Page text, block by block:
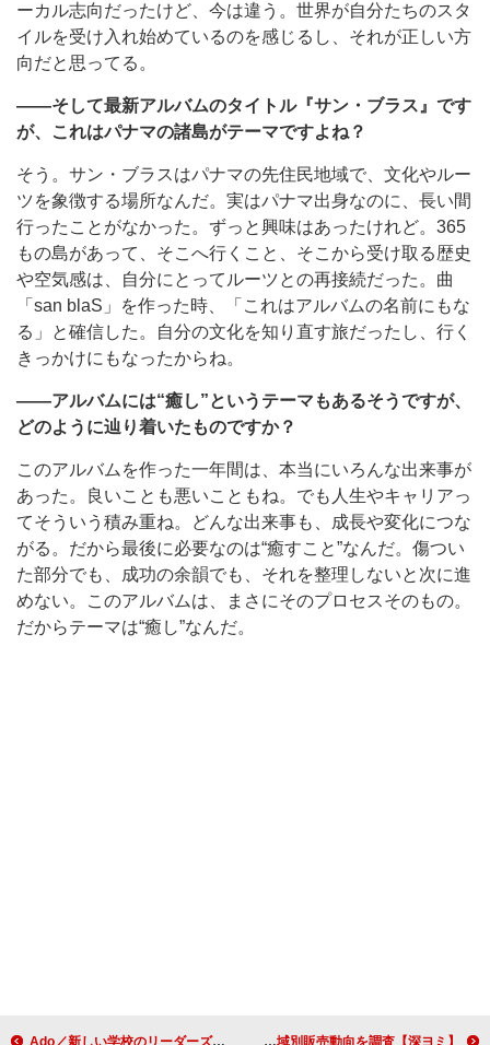
ーカル志向だったけど、今は違う。世界が自分たちのスタ
イルを受け入れ始めているのを感じるし、それが正しい方
向だと思ってる。
――そして最新アルバムのタイトル『サン・ブラス』です
が、これはパナマの諸島がテーマですよね？
そう。サン・ブラスはパナマの先住民地域で、文化やルー
ツを象徴する場所なんだ。実はパナマ出身なのに、長い間
行ったことがなかった。ずっと興味はあったけれど。365
もの島があって、そこへ行くこと、そこから受け取る歴史
や空気感は、自分にとってルーツとの再接続だった。曲
「san blaS」を作った時、「これはアルバムの名前にもな
る」と確信した。自分の文化を知り直す旅だったし、行く
きっかけにもなったからね。
――アルバムには“癒し”というテーマもあるそうですが、
どのように辿り着いたものですか？
このアルバムを作った一年間は、本当にいろんな出来事が
あった。良いことも悪いこともね。でも人生やキャリアっ
てそういう積み重ね。どんな出来事も、成長や変化につな
がる。だから最後に必要なのは“癒すこと”なんだ。傷つい
た部分でも、成功の余韻でも、それを整理しないと次に進
めない。このアルバムは、まさにそのプロセスそのもの。
だからテーマは“癒し”なんだ。
Ado／新しい学校のリーダーズ／ちゃんみな／HANAら出演、日本音楽海外フェス【Zipangu】LAで開催決定 【深ヨミ】B'z『FYOP』の初週地域別販売動向を調査